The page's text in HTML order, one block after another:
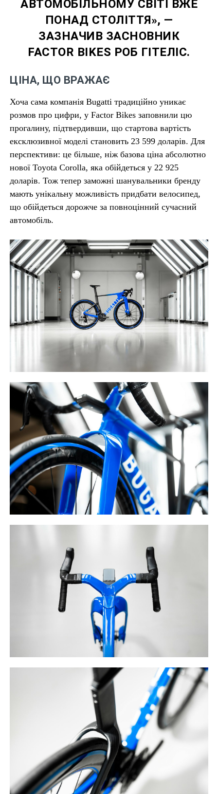
АВТОМОБІЛЬНОМУ СВІТІ ВЖЕ
ПОНАД СТОЛІТТЯ», —
ЗАЗНАЧИВ ЗАСНОВНИК
FACTOR BIKES РОБ ГІТЕЛІС.
ЦІНА, ЩО ВРАЖАЄ
Хоча сама компанія Bugatti традиційно уникає
розмов про цифри, у Factor Bikes заповнили цю
прогалину, підтвердивши, що стартова вартість
ексклюзивної моделі становить 23 599 доларів. Для
перспективи: це більше, ніж базова ціна абсолютно
нової Toyota Corolla, яка обійдеться у 22 925
доларів. Тож тепер заможні шанувальники бренду
мають унікальну можливість придбати велосипед,
що обійдеться дорожче за повноцінний сучасний
автомобіль.